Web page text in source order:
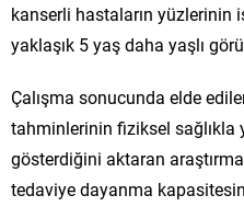
kanserli hastaların yüzlerinin
yaklaşık 5 yaş daha yaşlı
Çalışma sonucunda elde
tahminlerinin fiziksel sağlıkla
gösterdiğini aktaran
tedaviye dayanma